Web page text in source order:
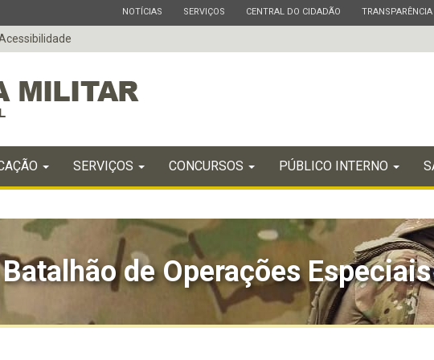
ESTADO
NOTÍCIAS ESTADO
SERVIÇOS ESTADO
CENTRAL DO CIDADÃO ESTADO
TRANSPARÊNCIA
SERVIÇOS CONCURSOS PÚBLICO INTERNO
de Operações Especiais